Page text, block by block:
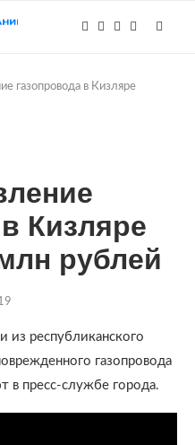
газопровода в Кизляре
Кизляре
рублей
из республиканского
газопровода
в пресс-службе города.